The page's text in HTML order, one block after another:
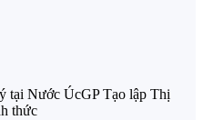
tại Nước ÚcGP Tạo lập Thị
thức